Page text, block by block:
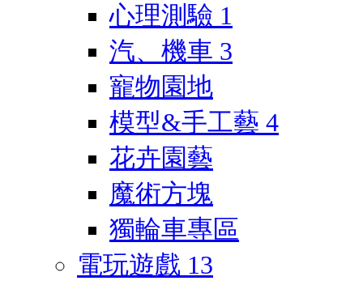
心理測驗 1
汽、機車 3
寵物園地
模型&手工藝 4
花卉園藝
魔術方塊
獨輪車專區
電玩遊戲 13